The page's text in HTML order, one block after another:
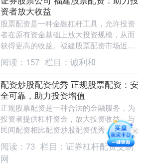
资者放大收益
股票配资是一种金融杠杆工具，允许投资
者在原有资金基础上放大投资规模，从而
获得更高的收益。福建股票配资市场近年
来蓬勃发展，为投资者提供了多样化的配
资选择。 * 放....
阅读： 157 栏目： 诚利和
配资炒股配资优秀 正规股票配资：安
全可靠，助力投资增值
正规股票配资是一种合法的金融服务，为
投资者提供杠杆资金，放大投资收益。与
民间配资相比配资炒股配资优秀，正规配
资平台受监管机构严格监管，资金安全有
保障，交易透明合....
阅读： 73 栏目： 证券杠杆配资交易
网